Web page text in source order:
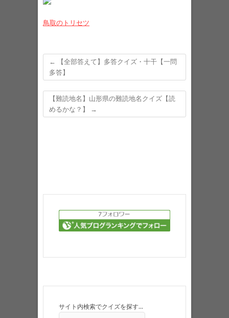
鳥取のトリセツ
←
【全部答えて】多答クイズ・十干【一問
多答】
【難読地名】山形県の難読地名クイズ【読
めるかな？】
→
サイト内検索でクイズを探す…